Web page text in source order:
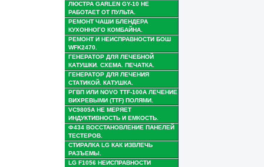
ЛЮСТРА GARLEN GY-10 НЕ
РАБОТАЕТ ОТ ПУЛЬТА.
РЕМОНТ ЧАШИ БЛЕНДЕРА
КУХОННОГО КОМБАЙНА.
РЕМОНТ И НЕИСПРАВНОСТИ БОШ
WFK2470.
ГЕНЕРАТОР ДЛЯ ЛЕЧЕБНОЙ
КАТУШКИ. СХЕМА. ПЕЧАТКА.
ГЕНЕРАТОР ДЛЯ ЛЕЧЕНИЯ
СТАТИКОЙ. КАТУШКА.
РГВП ИЛИ NOVO TTF-100A ЛЕЧЕНИЕ
ВИХРЕВЫМИ (TTF) ПОЛЯМИ.
VC9805A НЕ МЕРЯЕТ
ИНДУКТИВНОСТЬ И ЕМКОСТЬ.
Ф434 ВОССТАНОВЛЕНИЕ ПАНЕЛЕЙ
ТЕСТЕРОВ.
СТИРАЛКА LG КАК ИЗВЛЕЧЬ
РАЗЪЕМЫ.
LG F1056 НЕИСПРАВНОСТИ